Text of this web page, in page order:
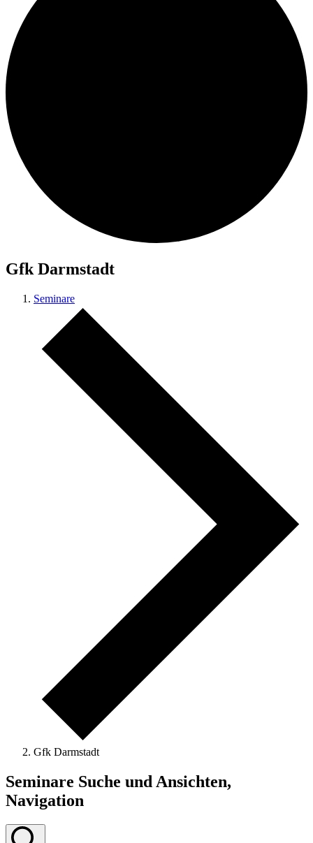
Gfk Darmstadt
Seminare
Gfk Darmstadt
Seminare
Seminare Suche und Ansichten,
Navigation